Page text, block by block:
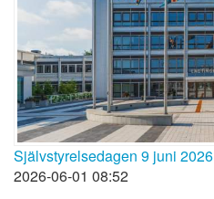
Självstyrelsedagen 9 juni 2026
2026-06-01 08:52